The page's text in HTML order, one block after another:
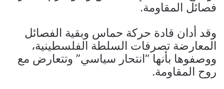
فصائل المقاومة.
وقد أدان قادة حركة حماس وبقية الفصائل
المعارضة تصرفات السلطة الفلسطينية،
ووصفوها بأنها “انتحار سياسي” وتتعارض مع
روح المقاومة.